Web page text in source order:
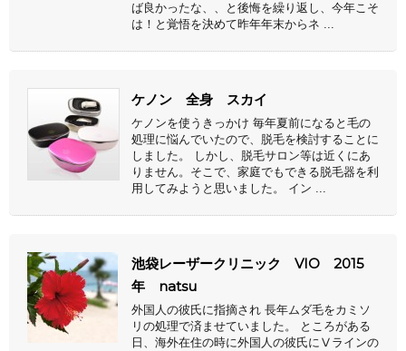
ば良かったな、、と後悔を繰り返し、今年こそ
は！と覚悟を決めて昨年年末からネ ...
ケノン 全身 スカイ
ケノンを使うきっかけ 毎年夏前になると毛の
処理に悩んでいたので、脱毛を検討することに
しました。 しかし、脱毛サロン等は近くにあ
りません。そこで、家庭でもできる脱毛器を利
用してみようと思いました。 イン ...
池袋レーザークリニック VIO 2015
年 natsu
外国人の彼氏に指摘され 長年ムダ毛をカミソ
リの処理で済ませていました。 ところがある
日、海外在住の時に外国人の彼氏にⅤラインの